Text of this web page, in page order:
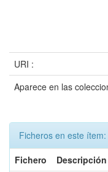
URI :
Aparece en las
Ficheros en este ítem:
Fichero
Descripción